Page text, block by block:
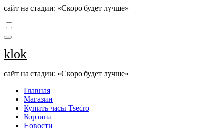
сайт на стадии: «Скоро будет лучше»
klok
сайт на стадии: «Скоро будет лучше»
Главная
Магазин
Купить часы Tsedro
Корзина
Новости